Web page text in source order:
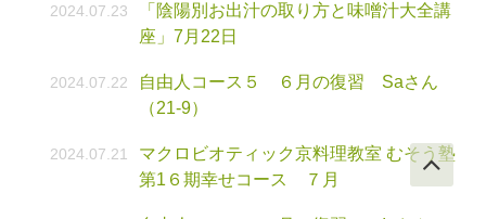
2024.07.23
「陰陽別お出汁の取り方と味噌汁大全講
座」7月22日
2024.07.22
自由人コース５ ６月の復習 Saさん
（21-9）
2024.07.21
マクロビオティック京料理教室 むそう塾
第1６期幸せコース ７月